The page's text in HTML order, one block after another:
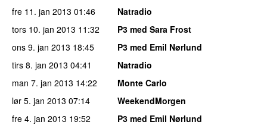
fre 11. jan 2013 01:46
Natradio
tors 10. jan 2013 11:32
P3 med Sara Frost
ons 9. jan 2013 18:45
P3 med Emil Nørlund
tirs 8. jan 2013 04:41
Natradio
man 7. jan 2013 14:22
Monte Carlo
lør 5. jan 2013 07:14
WeekendMorgen
fre 4. jan 2013 19:52
P3 med Emil Nørlund